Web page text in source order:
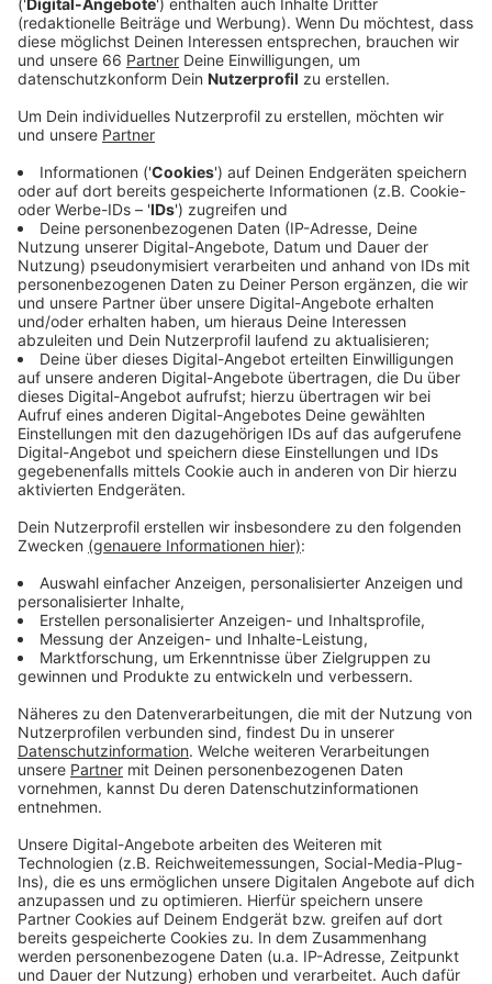
Veröffentlicht:Dienstag, 31.01.2023 04:36
Anzeige
Rheinuferpromenade. Er besteht aus einem Becken,
das beim Bau des Rheinufertunnels über dem
unterirdischen Parkhaus angelegt und mit Wasser
befüllt wurde. Es soll an den ehemaligen
Sicherheitshafen an dieser Stelle erinnern. Der "Alte
Hafen" und das dort vor Anker liegende Fischerboot ist
inzwischen ein beliebtes Touristenziel, allerdings ist
das Umfeld vermüllt, das Wasser trüb und im Sommer
stinkt es deshalb dort auch. CDU und GRÜNE wollen,
dass sich das ändert. Sie schlagen etwa vor, Wasser
reinigende Gewächse zu pflanzen.
Anzeige
Anzeige
Wikepedia-Eintrag zum "Alten Hafen"
Hier geht es zur Tagesordnung der Ratssitzung
Weitere Nachrichten aus Düsseldorf
Anzeige
Anzeige